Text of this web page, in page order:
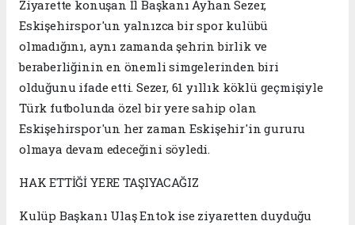
Ziyarette konuşan İl Başkanı Ayhan Sezer,
Eskişehirspor'un yalnızca bir spor kulübü
olmadığını, aynı zamanda şehrin birlik ve
beraberliğinin en önemli simgelerinden biri
olduğunu ifade etti. Sezer, 61 yıllık köklü geçmişiyle
Türk futbolunda özel bir yere sahip olan
Eskişehirspor'un her zaman Eskişehir'in gururu
olmaya devam edeceğini söyledi.
HAK ETTİĞİ YERE TAŞIYACAĞIZ
Kulüp Başkanı Ulaş Entok ise ziyaretten duyduğu